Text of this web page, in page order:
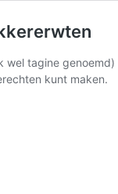
wel tagine
kunt maken.